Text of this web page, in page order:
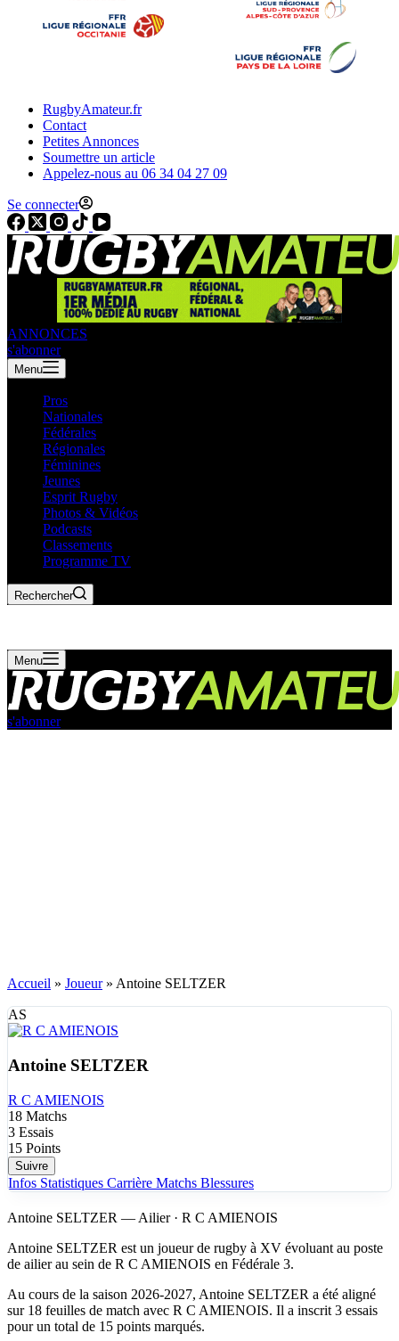
RugbyAmateur.fr
Contact
Petites Annonces
Soumettre un article
Appelez-nous au 06 34 04 27 09
Se connecter
ANNONCES
s'abonner
Menu
Pros
Nationales
Fédérales
Régionales
Féminines
Jeunes
Esprit Rugby
Photos & Vidéos
Podcasts
Classements
Programme TV
Rechercher
Menu
s'abonner
Accueil » Joueur» Antoine SELTZER
AS
Antoine SELTZER
R C AMIENOIS
18 Matchs
3 Essais
15 Points
Suivre
Infos Statistiques Carrière Matchs Blessures
Antoine SELTZER — Ailier · R C AMIENOIS
Antoine SELTZER est un joueur de rugby à XV évoluant au poste
de ailier au sein de R C AMIENOIS en Fédérale 3.
Au cours de la saison 2026-2027, Antoine SELTZER a été aligné
sur 18 feuilles de match avec R C AMIENOIS. Il a inscrit 3 essais
pour un total de 15 points marqués.